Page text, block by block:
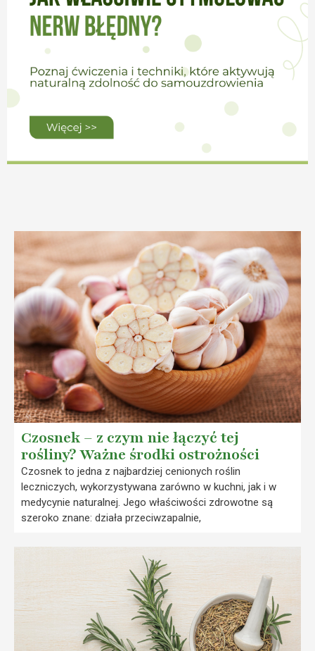
Czosnek – z czym nie łączyć tej
rośliny? Ważne środki ostrożności
Czosnek to jedna z najbardziej cenionych roślin
leczniczych, wykorzystywana zarówno w kuchni, jak i w
medycynie naturalnej. Jego właściwości zdrowotne są
szeroko znane: działa przeciwzapalnie,